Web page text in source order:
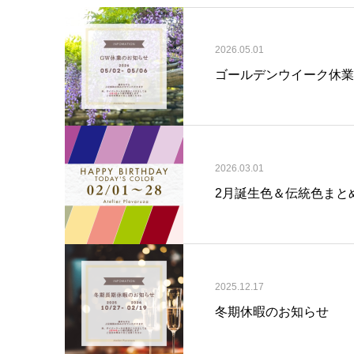
2026.05.01
ゴールデンウイーク休業
2026.03.01
2月誕生色＆伝統色まと
2025.12.17
冬期休暇のお知らせ